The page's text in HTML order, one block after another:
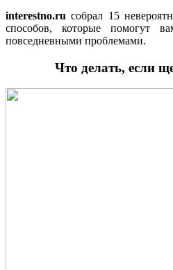
interestno.ru собрал 15
способов, которые помогут
повседневными проблемами.
Что делать, если